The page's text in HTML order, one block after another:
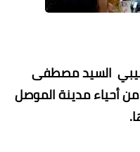
السيد مصطفى
أحياء مدينة الموصل